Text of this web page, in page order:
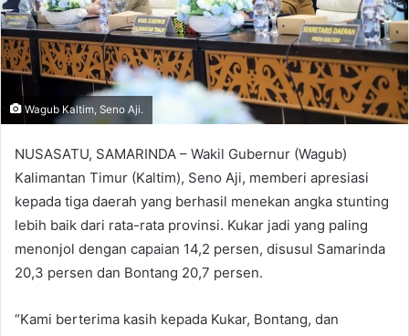
Wagub Kaltim, Seno Aji.
NUSASATU, SAMARINDA – Wakil Gubernur (Wagub)
Kalimantan Timur (Kaltim), Seno Aji, memberi apresiasi
kepada tiga daerah yang berhasil menekan angka stunting
lebih baik dari rata-rata provinsi. Kukar jadi yang paling
menonjol dengan capaian 14,2 persen, disusul Samarinda
20,3 persen dan Bontang 20,7 persen.
“Kami berterima kasih kepada Kukar, Bontang, dan